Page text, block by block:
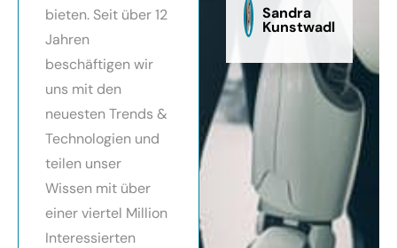
bieten. Seit über 12
Jahren
beschäftigen wir
uns mit den
neuesten Trends &
Technologien und
teilen unser
Wissen mit über
einer viertel Million
Interessierten
Sandra
Kunstwadl